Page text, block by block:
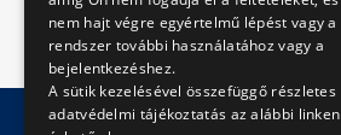
nem hajt végre egyértelmű lépést vagy a
rendszer további használatához vagy a
bejelentkezéshez.
A sütik kezelésével összefüggő részletes
adatvédelmi tájékoztatás az alábbi linken